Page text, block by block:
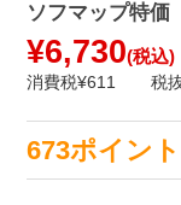
ソフマップ特価
¥6,730(税込)
消費税¥611 税
673ポイン